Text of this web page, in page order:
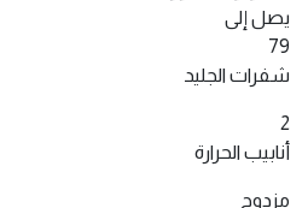
يصل إلى
79
شفرات الجليد
2
أنابيب الحرارة
مزدوج